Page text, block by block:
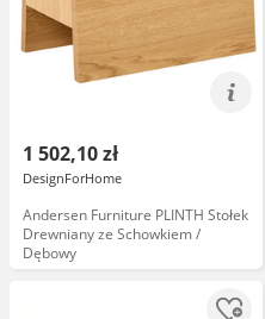
1 502,10 zł
DesignForHome
Andersen Furniture PLINTH Stołek
Drewniany ze Schowkiem /
Dębowy